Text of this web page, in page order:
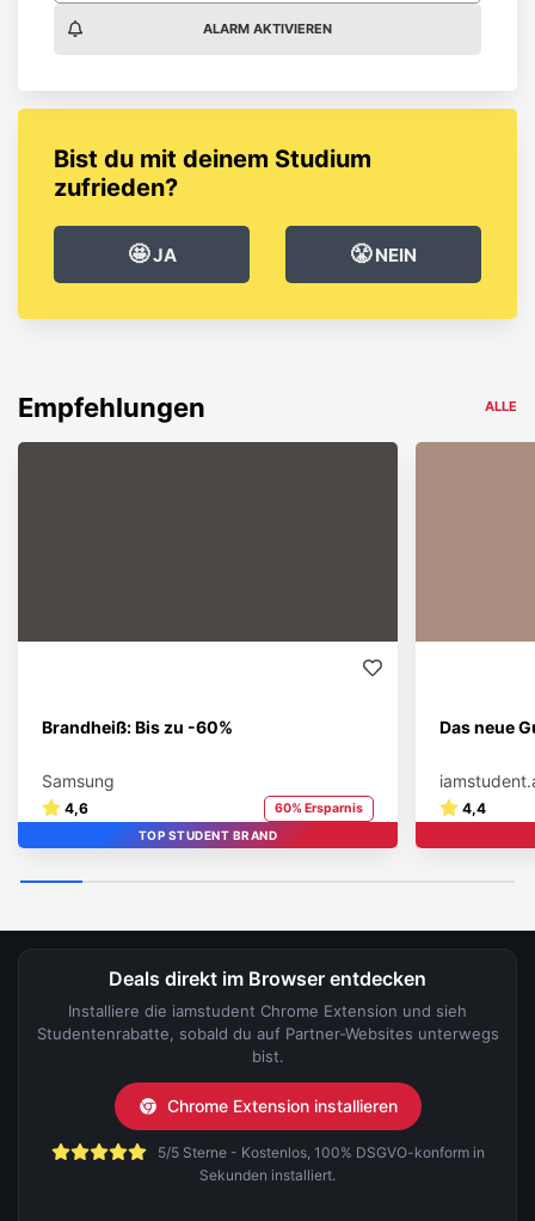
ALARM AKTIVIEREN
Bist du mit deinem Studium
zufrieden?
🤩JA 😤NEIN
Empfehlungen ALLE
Brandheiß: Bis zu -60%
Samsung
4,6 60% Ersparnis
TOP STUDENT BRAND
Das neue
4,4
Deals direkt im Browser entdecken
Installiere die iamstudent Chrome Extension und sieh
Studentenrabatte, sobald du auf Partner-Websites unterwegs
bist.
Chrome Extension installieren
5/5 Sterne - Kostenlos, 100% DSGVO-konform in
Sekunden installiert.